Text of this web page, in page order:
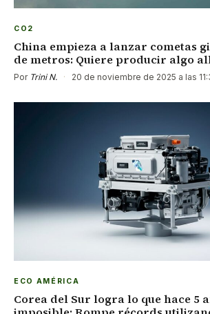
CO2
China empieza a lanzar cometas
de metros: Quiere producir algo
Por Trini N. · 20 de noviembre de 2025 a las
ECO AMÉRICA
Corea del Sur logra lo que hace 5